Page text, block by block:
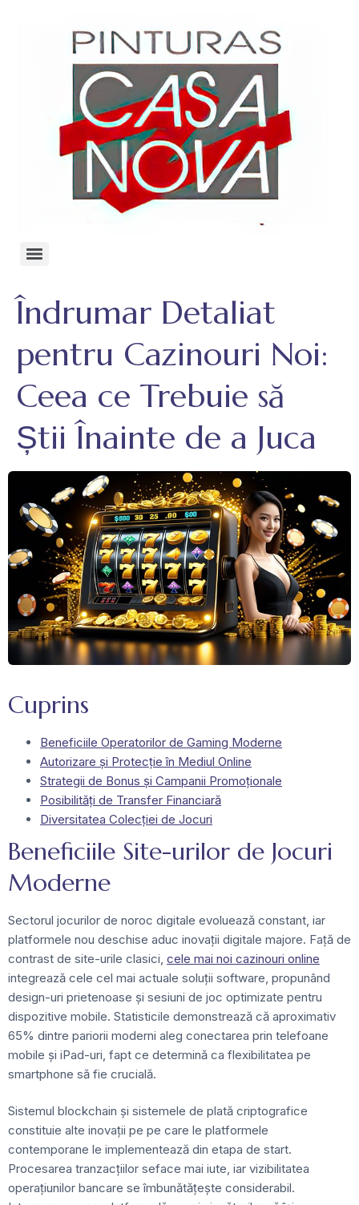
Îndrumar Detaliat
pentru Cazinouri Noi:
Ceea ce Trebuie să
Știi Înainte de a Juca
Cuprins
Beneficiile Operatorilor de Gaming Moderne
Autorizare și Protecție în Mediul Online
Strategii de Bonus și Campanii Promoționale
Posibilități de Transfer Financiară
Diversitatea Colecției de Jocuri
Beneficiile Site-urilor de Jocuri
Moderne
Sectorul jocurilor de noroc digitale evoluează constant, iar
platformele nou deschise aduc inovații digitale majore. Față de
contrast de site-urile clasici, cele mai noi cazinouri online
integrează cele cel mai actuale soluții software, propunând
design-uri prietenoase și sesiuni de joc optimizate pentru
dispozitive mobile. Statisticile demonstrează că aproximativ
65% dintre pariorii moderni aleg conectarea prin telefoane
mobile și iPad-uri, fapt ce determină ca flexibilitatea pe
smartphone să fie crucială.
Sistemul blockchain și sistemele de plată criptografice
constituie alte inovații pe pe care le platformele
contemporane le implementează din etapa de start.
Procesarea tranzacțiilor seface mai iute, iar vizibilitatea
operațiunilor bancare se îmbunătățește considerabil.